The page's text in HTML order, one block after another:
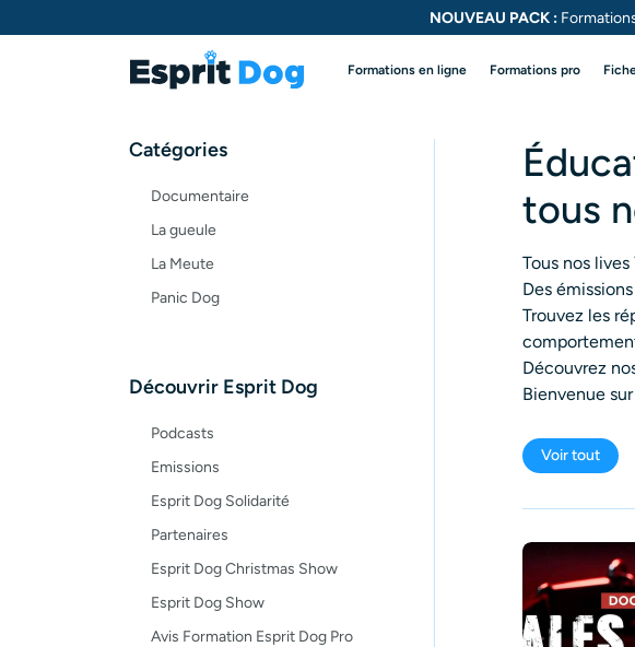
NOUVEAU PACK :
Formations en ligne Formations pro
Catégories
Documentaire
La gueule
La Meute
Panic Dog
Découvrir Esprit Dog
Podcasts
Emissions
Esprit Dog Solidarité
Partenaires
Esprit Dog Christmas Show
Esprit Dog Show
Avis Formation Esprit Dog Pro
tous
Tous nos lives
Des
Trouvez les
Découvrez
Bienvenue
Voir tout